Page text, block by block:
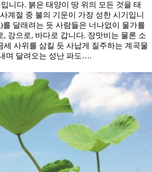
니다. 붉은 태양이 땅 위의 모든 것을 태
계절 중 불의 기운이 가장 성한 시기입니
를 달래려는 듯 사람들은 너나없이 물가를
, 강으로, 바다로 갑니다. 장맛비는 물론 소
세 사위를 삼킬 듯 사납게 질주하는 계곡물
며 달려오는 성난 파도….